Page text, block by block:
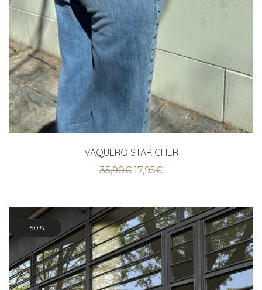
VAQUERO STAR CHER
35,90€ El
era:
35,90€.
17,95€El
es:
17,95€.
50%